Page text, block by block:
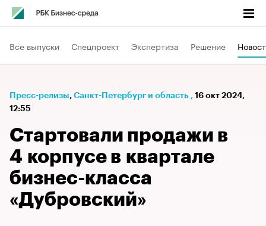
Все выпуски Спецпроект Экспертиза Решение
Пресс-релизы⁠, Санкт-Петербург и область , 16 окт 2024,
12:55
Стартовали продажи в
4 корпусе в квартале
бизнес-класса
«Дубровский»